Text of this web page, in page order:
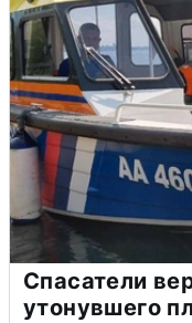
Спасатели
утонувшего